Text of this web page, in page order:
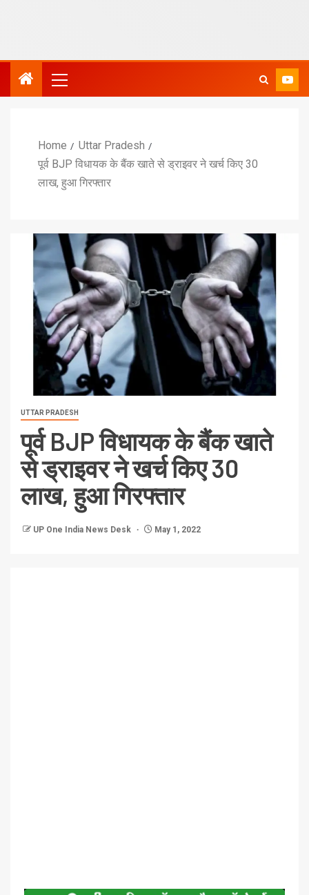
Home
Uttar Pradesh
पूर्व BJP विधायक के बैंक खाते से ड्राइवर ने खर्च किए 30
लाख, हुआ गिरफ्तार
UTTAR PRADESH
पूर्व BJP विधायक के बैंक खाते
से ड्राइवर ने खर्च किए 30
लाख, हुआ गिरफ्तार
UP One India News Desk May 1, 2022